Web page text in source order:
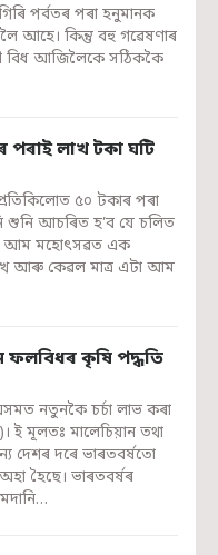
পৰ্বতৰ পৰা হনুমানক
আহে। কিন্তু বহু গৱেষণাৰ
বিধ আজিলৈকে সঠিককৈ
লাখ টকা ঘটি
৫০ টকাৰ পৰা
শুনি আচৰিত হ’ব যে চলিত
আম মহোৎসৱত এক
আৰু কেৱল মাত্ৰ এটা আম
কৃষি পদ্ধতি
নতুনকৈ চৰ্চা লাভ কৰা
ই মূলতঃ মালেচিয়ান তথা
দেশৰ দৰে ভাৰতবৰ্ষতো
হৈছে। ভাৰতবৰ্ষৰ